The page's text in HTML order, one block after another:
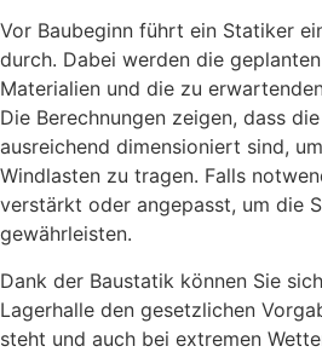
Vor Baubeginn führt ein Statiker
durch. Dabei werden die
Materialien und die zu
Die Berechnungen zeigen, dass
ausreichend dimensioniert sind,
Windlasten zu tragen. Falls
verstärkt oder angepasst, um die
gewährleisten.
Dank der Baustatik können Sie
Lagerhalle den gesetzlichen
steht und auch bei extremen